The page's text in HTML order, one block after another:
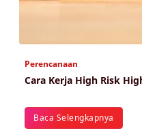
Perencanaan
Cara Kerja High Risk
Baca Selengkapnya